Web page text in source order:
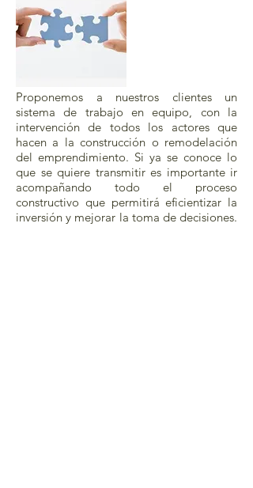
Proponemos a nuestros clientes un
sistema de trabajo en equipo, con la
intervención de todos los actores que
hacen a la construcción o remodelación
del emprendimiento. Si ya se conoce lo
que se quiere transmitir es importante ir
acompañando todo el proceso
constructivo que permitirá eficientizar la
inversión y mejorar la toma de decisiones.